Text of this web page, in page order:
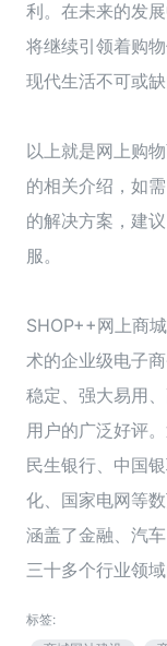
利。在未来的发
将继续引领着购
现代生活不可或缺
以上就是网上购
的相关介绍，如
的解决方案，建
服。
SHOP++网上商
术的企业级电子
稳定、强大易用
用户的广泛好评
民生银行、中国
化、国家电网等
涵盖了金融、汽
三十多个行业领
标签: